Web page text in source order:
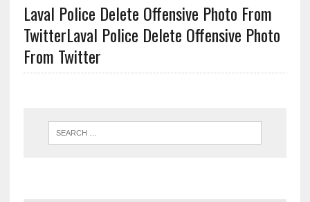
Laval Police Delete Offensive Photo From
TwitterLaval Police Delete Offensive Photo
From Twitter